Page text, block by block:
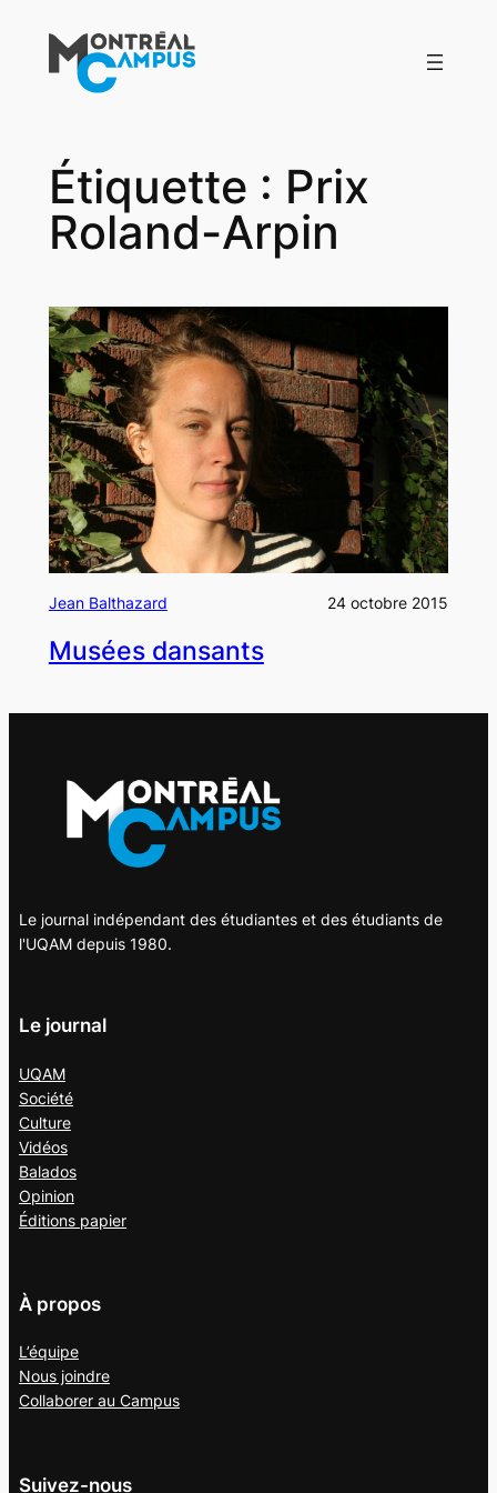
contenu
Étiquette : Prix
Roland-Arpin
Jean Balthazard 24 octobre 2015
Musées dansants
Le journal indépendant des étudiantes et des étudiants de
l'UQAM depuis 1980.
Le journal
UQAM
Société
Culture
Vidéos
Balados
Opinion
Éditions papier
À propos
L’équipe
Nous joindre
Collaborer au Campus
Suivez-nous